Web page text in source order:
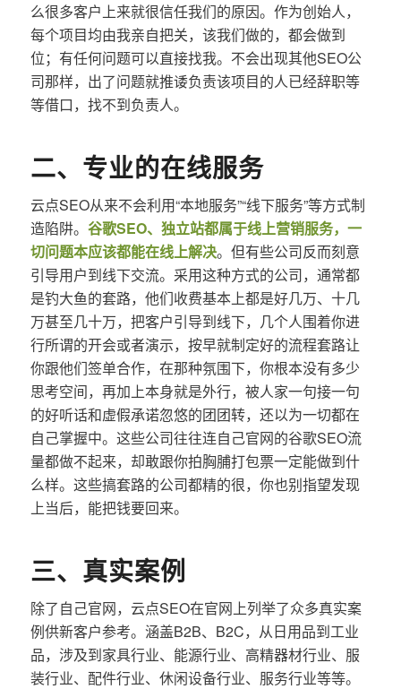
么很多客户上来就很信任我们的原因。作为创始人，
每个项目均由我亲自把关，该我们做的，都会做到
位；有任何问题可以直接找我。不会出现其他SEO公
司那样，出了问题就推诿负责该项目的人已经辞职等
等借口，找不到负责人。
二、专业的在线服务
云点SEO从来不会利用“本地服务”“线下服务”等方式制
造陷阱。 谷歌SEO、独立站都属于线上营销服务，一
切问题本应该都能在线上解决。但有些公司反而刻意
引导用户到线下交流。采用这种方式的公司，通常都
是钓大鱼的套路，他们收费基本上都是好几万、十几
万甚至几十万，把客户引导到线下，几个人围着你进
行所谓的开会或者演示，按早就制定好的流程套路让
你跟他们签单合作，在那种氛围下，你根本没有多少
思考空间，再加上本身就是外行，被人家一句接一句
的好听话和虚假承诺忽悠的团团转，还以为一切都在
自己掌握中。这些公司往往连自己官网的谷歌SEO流
量都做不起来，却敢跟你拍胸脯打包票一定能做到什
么样。这些搞套路的公司都精的很，你也别指望发现
上当后，能把钱要回来。
三、真实案例
除了自己官网，云点SEO在官网上列举了众多真实案
例供新客户参考。涵盖B2B、B2C，从日用品到工业
品，涉及到家具行业、能源行业、高精器材行业、服
装行业、配件行业、休闲设备行业、服务行业等等。